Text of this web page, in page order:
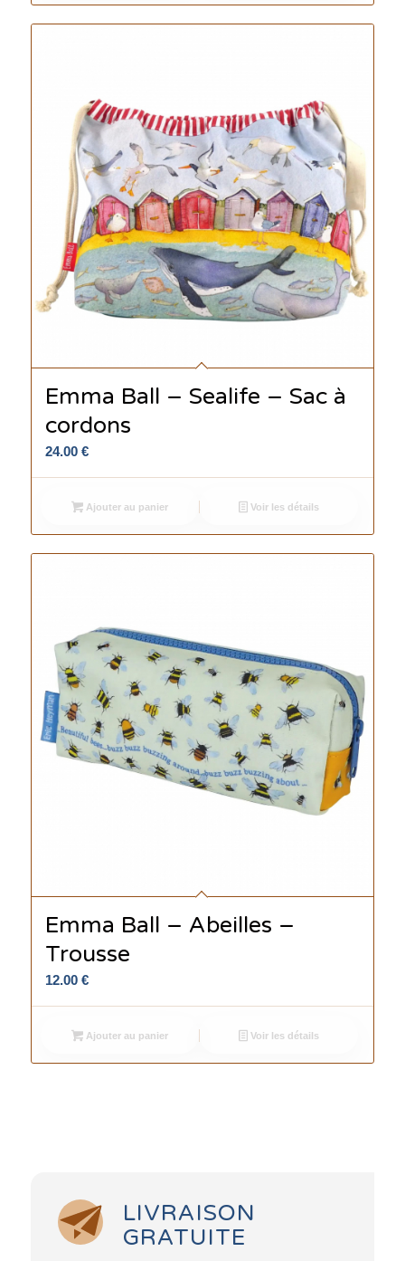
Emma Ball – Sealife – Sac à
cordons
24.00 €
Ajouter au panier Voir les détails
Emma Ball – Abeilles –
Trousse
12.00 €
Ajouter au panier Voir les détails
LIVRAISON
GRATUITE